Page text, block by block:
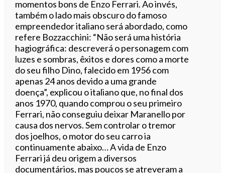
momentos bons de Enzo Ferrari. Ao invés,
também o lado mais obscuro do famoso
empreendedor italiano será abordado, como
refere Bozzacchini: “Não será uma história
hagiográfica: descreverá o personagem com
luzes e sombras, êxitos e dores como a morte
do seu filho Dino, falecido em 1956 com
apenas 24 anos devido a uma grande
doença”, explicou o italiano que, no final dos
anos 1970, quando comprou o seu primeiro
Ferrari, não conseguiu deixar Maranello por
causa dos nervos. Sem controlar o tremor
dos joelhos, o motor do seu carro ia
continuamente abaixo… A vida de Enzo
Ferrari já deu origem a diversos
documentários, mas poucos se atreveram a